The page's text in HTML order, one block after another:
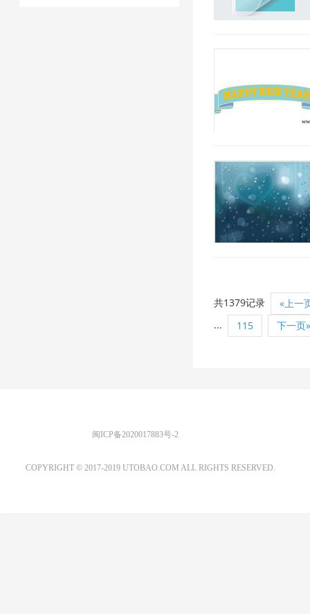
共1379记录
«上一
...
115 下一页»
闽ICP备2020017883号-2
COPYRIGHT © 2017-2019 UTOBAO.COM ALL RIGHTS RESERVED.